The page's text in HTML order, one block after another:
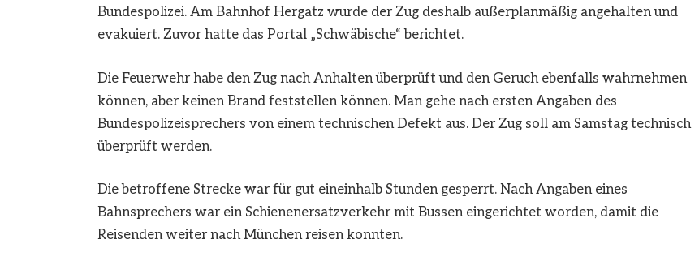
Bundespolizei. Am Bahnhof Hergatz wurde der Zug deshalb außerplanmäßig angehalten und
evakuiert. Zuvor hatte das Portal „Schwäbische“ berichtet.
Die Feuerwehr habe den Zug nach Anhalten überprüft und den Geruch ebenfalls wahrnehmen
können, aber keinen Brand feststellen können. Man gehe nach ersten Angaben des
Bundespolizeisprechers von einem technischen Defekt aus. Der Zug soll am Samstag technisch
überprüft werden.
Die betroffene Strecke war für gut eineinhalb Stunden gesperrt. Nach Angaben eines
Bahnsprechers war ein Schienenersatzverkehr mit Bussen eingerichtet worden, damit die
Reisenden weiter nach München reisen konnten.